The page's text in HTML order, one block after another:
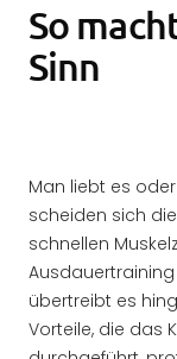
So
Sinn
Man liebt es
scheiden sich
schnellen
übertreibt es
Vorteile, die das